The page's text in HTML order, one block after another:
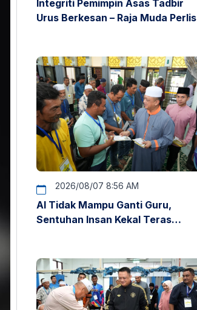
Integriti Pemimpin Asas Tadbir
Urus Berkesan – Raja Muda Perlis
2026/08/07 8:56 AM
AI Tidak Mampu Ganti Guru,
Sentuhan Insan Kekal Teras